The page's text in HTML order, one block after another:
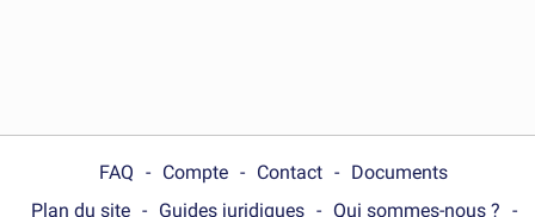
FAQ Compte Contact
Documents
Plan du site
Guides juridiques Qui sommes-nous ?